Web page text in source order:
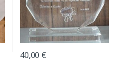
40,00 €